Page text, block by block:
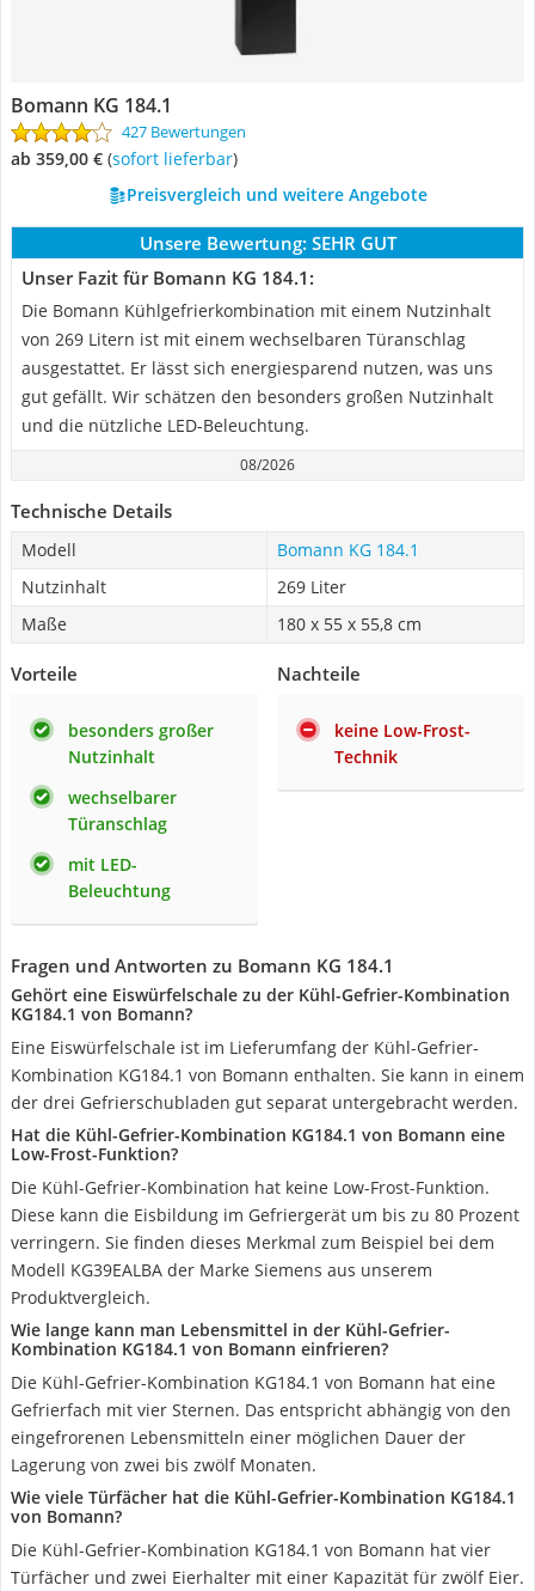
Bomann KG 184.1
427 Bewertungen
ab 359,00 € ( Sofort lieferbar)
Preisvergleich und weitere Angebote
Unsere Bewertung: SEHR GUT
Unser Fazit für Bomann KG 184.1:
Die Bomann Kühlgefrierkombination mit einem Nutzinhalt
von 269 Litern ist mit einem wechselbaren Türanschlag
ausgestattet. Er lässt sich energiesparend nutzen, was uns
gut gefällt. Wir schätzen den besonders großen Nutzinhalt
und die nützliche LED-Beleuchtung.
08/2026
Technische Details
Modell
Bomann KG 184.1
Nutzinhalt
269 Liter
Maße
180 x 55 x 55,8 cm
Vorteile
besonders großer
Nutzinhalt
wechselbarer
Türanschlag
mit LED-
Beleuchtung
Nachteile
keine Low-Frost-
Technik
Fragen und Antworten zu Bomann KG 184.1
Gehört eine Eiswürfelschale zu der Kühl-Gefrier-Kombination
KG184.1 von Bomann?
Eine Eiswürfelschale ist im Lieferumfang der Kühl-Gefrier-
Kombination KG184.1 von Bomann enthalten. Sie kann in einem
der drei Gefrierschubladen gut separat untergebracht werden.
Hat die Kühl-Gefrier-Kombination KG184.1 von Bomann eine
Low-Frost-Funktion?
Die Kühl-Gefrier-Kombination hat keine Low-Frost-Funktion.
Diese kann die Eisbildung im Gefriergerät um bis zu 80 Prozent
verringern. Sie finden dieses Merkmal zum Beispiel bei dem
Modell KG39EALBA der Marke Siemens aus unserem
Produktvergleich.
Wie lange kann man Lebensmittel in der Kühl-Gefrier-
Kombination KG184.1 von Bomann einfrieren?
Die Kühl-Gefrier-Kombination KG184.1 von Bomann hat eine
Gefrierfach mit vier Sternen. Das entspricht abhängig von den
eingefrorenen Lebensmitteln einer möglichen Dauer der
Lagerung von zwei bis zwölf Monaten.
Wie viele Türfächer hat die Kühl-Gefrier-Kombination KG184.1
von Bomann?
Die Kühl-Gefrier-Kombination KG184.1 von Bomann hat vier
Türfächer und zwei Eierhalter mit einer Kapazität für zwölf Eier.